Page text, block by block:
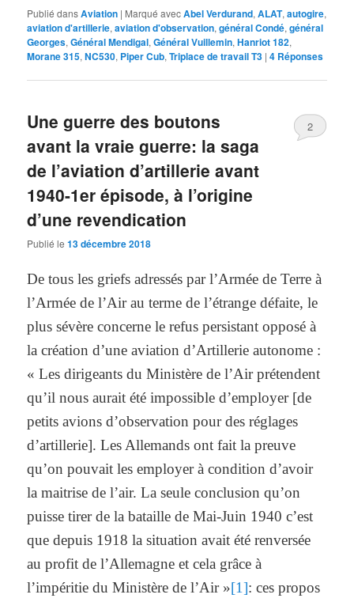
Publié dansAviation | Marqué avecAbel Verdurand,ALAT,autogire,
aviation d'artillerie,aviation d'observation,général Condé,général
Georges,Général Mendigal,Général Vuillemin,Hanriot 182,
Morane 315,NC530, Piper Cub,Triplace de travail T3 |4 Réponses
Une guerre des boutons
avant la vraie guerre: la saga
de l’aviation d’artillerie avant
1940-1er épisode, à l’origine
d’une revendication
Publié le13 décembre 2018
2
De tous les griefs adressés par l’Armée de Terre à
l’Armée de l’Air au terme de l’étrange défaite, le
plus sévère concerne le refus persistant opposé à
la création d’une aviation d’Artillerie autonome :
« Les dirigeants du Ministère de l’Air prétendent
qu’il nous aurait été impossible d’employer [de
petits avions d’observation pour des réglages
d’artillerie]. Les Allemands ont fait la preuve
qu’on pouvait les employer à condition d’avoir
la maitrise de l’air. La seule conclusion qu’on
puisse tirer de la bataille de Mai-Juin 1940 c’est
que depuis 1918 la situation avait été renversée
au profit de l’Allemagne et cela grâce à
l’impéritie du Ministère de l’Air »[1]: ces propos